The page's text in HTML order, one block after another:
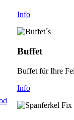
Info
Buffet
Buffet für Ihre
Info